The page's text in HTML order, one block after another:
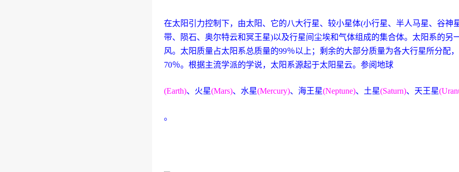
在太阳引力控制下，由太阳、它的八大行星、较小星体(小行星、半人马星、谷神
带、陨石、奥尔特云和冥王星)以及行星间尘埃和气体组成的集合体。太阳系的另
风。太阳质量占太阳系总质量的99％以上；剩余的大部分质量为各大行星所分配
70％。根据主流学派的学说，太阳系源起于太阳星云。参阅地球
(Earth)、火星(Mars)、水星(Mercury)、海王星(Neptune)、土星(Saturn)、天王星
。